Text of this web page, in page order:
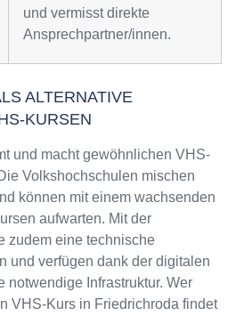
und vermisst direkte
Ansprechpartner/innen.
ALTERNATIVE
KURSEN
und macht gewöhnlichen VHS-
Volkshochschulen mischen
können mit einem wachsenden
aufwarten. Mit der
zudem eine technische
und verfügen dank der digitalen
notwendige Infrastruktur. Wer
VHS-Kurs in Friedrichroda findet